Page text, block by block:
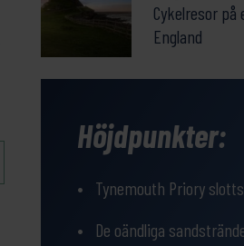
Cykelresor på
England
Höjdpunkter:
Tynemouth Priory
De oändliga